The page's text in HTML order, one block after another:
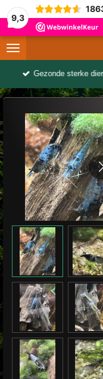
9,3
Gezonde sterke